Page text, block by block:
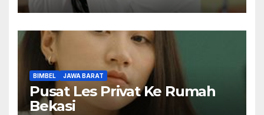
BIMBEL JAWA BARAT
Pusat Les Privat Ke Rumah
Bekasi